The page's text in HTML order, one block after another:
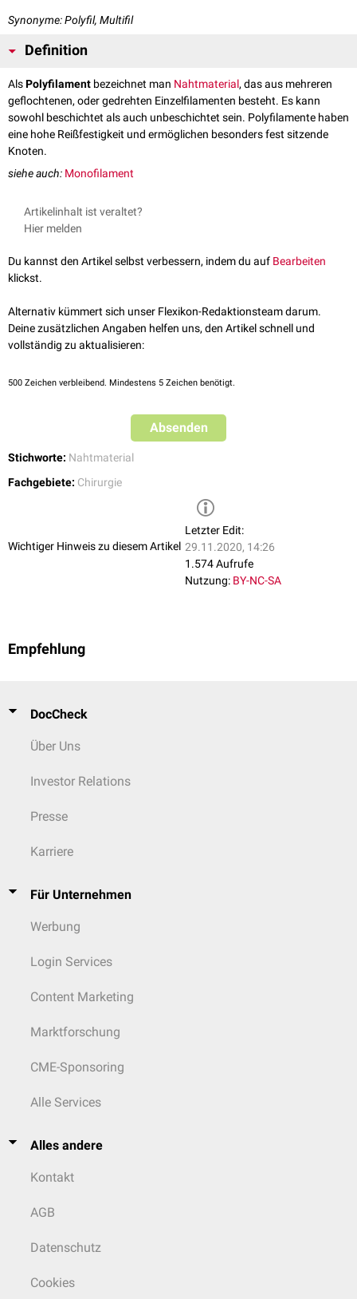
Synonyme: Polyfil, Multifil
Definition
AlsPolyfilament bezeichnet man Nahtmaterial, das aus mehreren
geflochtenen, oder gedrehten Einzelfilamenten besteht. Es kann
sowohl beschichtet als auch unbeschichtet sein. Polyfilamente haben
eine hohe Reißfestigkeit und ermöglichen besonders fest sitzende
Knoten.
siehe auch: Monofilament
Artikelinhalt ist veraltet?
Hier melden
Du kannst den Artikel selbst verbessern, indem du auf Bearbeiten
klickst.
Alternativ kümmert sich unser Flexikon-Redaktionsteam darum.
Deine zusätzlichen Angaben helfen uns, den Artikel schnell und
vollständig zu aktualisieren:
500 Zeichen verbleibend. Mindestens 5 Zeichen benötigt.
Absenden
Stichworte: Nahtmaterial
Fachgebiete: Chirurgie
Wichtiger Hinweis zu diesem Artikel
Letzter Edit:
29.11.2020, 14:26
1.574 Aufrufe
Nutzung: BY-NC-SA
Empfehlung
DocCheck
Über Uns
Investor Relations
Presse
Karriere
Für Unternehmen
Werbung
Login Services
Content Marketing
Marktforschung
CME-Sponsoring
Alle Services
Alles andere
Kontakt
AGB
Datenschutz
Cookies